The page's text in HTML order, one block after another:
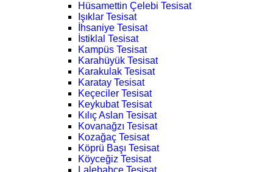
Hüsamettin Çelebi Tesisat
Işıklar Tesisat
İhsaniye Tesisat
İstiklal Tesisat
Kampüs Tesisat
Karahüyük Tesisat
Karakulak Tesisat
Karatay Tesisat
Keçeciler Tesisat
Keykubat Tesisat
Kılıç Aslan Tesisat
Kovanağzı Tesisat
Kozağaç Tesisat
Köprü Başı Tesisat
Köyceğiz Tesisat